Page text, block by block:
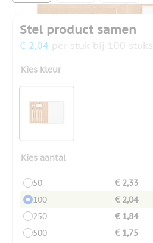
Stel product samen
€ 2,04 per stuk bij 100 stuks
Kies kleur
Kies aantal
50
€ 2,33
100
€ 2,04
250
€ 1,84
500
€ 1,75